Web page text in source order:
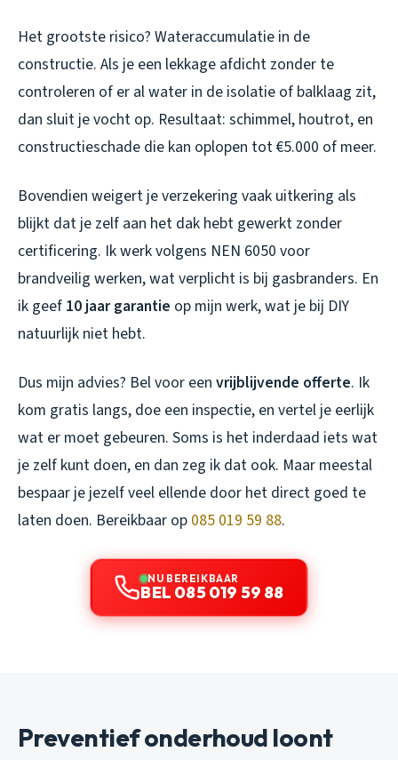
Het grootste risico? Wateraccumulatie in de
constructie. Als je een lekkage afdicht zonder te
controleren of er al water in de isolatie of balklaag zit,
dan sluit je vocht op. Resultaat: schimmel, houtrot, en
constructieschade die kan oplopen tot €5.000 of meer.
Bovendien weigert je verzekering vaak uitkering als
blijkt dat je zelf aan het dak hebt gewerkt zonder
certificering. Ik werk volgens NEN 6050 voor
brandveilig werken, wat verplicht is bij gasbranders. En
ik geef 10 jaar garantie op mijn werk, wat je bij DIY
natuurlijk niet hebt.
Dus mijn advies? Bel voor een vrijblijvende offerte. Ik
kom gratis langs, doe een inspectie, en vertel je eerlijk
wat er moet gebeuren. Soms is het inderdaad iets wat
je zelf kunt doen, en dan zeg ik dat ook. Maar meestal
bespaar je jezelf veel ellende door het direct goed te
laten doen. Bereikbaar op 085 019 59 88.
NU BEREIKBAAR
BEL 085 019 59 88
Preventief onderhoud loont